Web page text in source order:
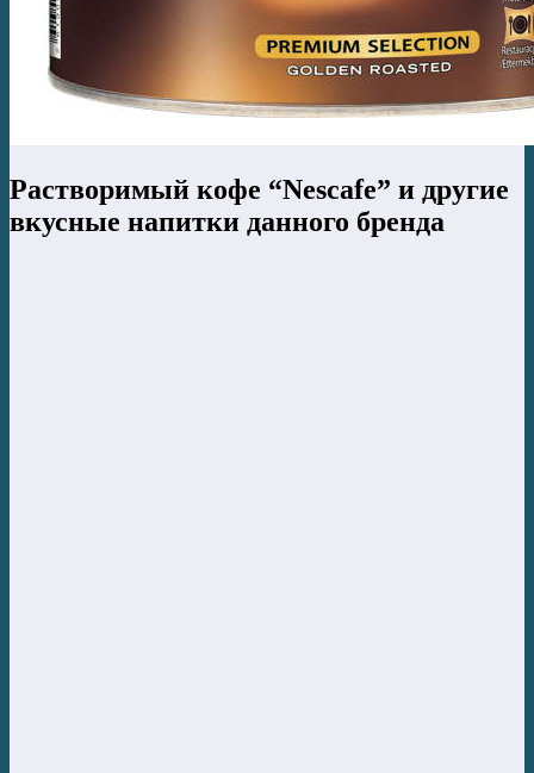
Растворимый кофе “Nescafe” и другие
вкусные напитки данного бренда